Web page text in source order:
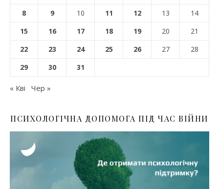
8
9 10 11 12 13
14
15
16 17 18 19 20
21
22
23 24 25 26 27
28
29
30 31
« Кві Чер »
ПСИХОЛОГІЧНА ДОПОМОГА ПІД ЧАС ВІЙНИ